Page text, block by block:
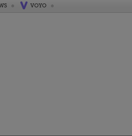
VOYO